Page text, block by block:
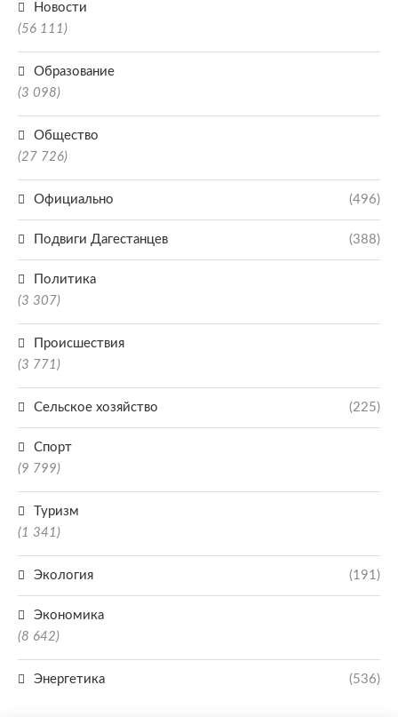
Новости
(56 111)
Образование
(3 098)
Общество
(27 726)
Официально (496)
Подвиги Дагестанцев (388)
Политика
(3 307)
Происшествия
(3 771)
Сельское хозяйство (225)
Спорт
(9 799)
Туризм
(1 341)
Экология (191)
Экономика
(8 642)
Энергетика (536)